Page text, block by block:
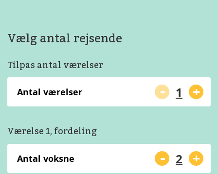
Vælg antal rejsende
Tilpas antal værelser
Antal værelser - +
Værelse 1, fordeling
Antal voksne - +